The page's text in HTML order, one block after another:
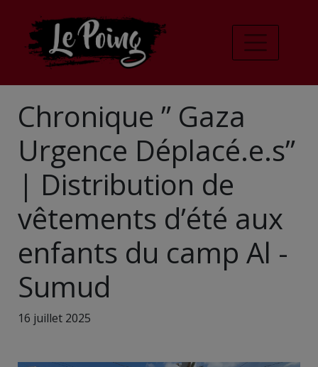
Chronique ” Gaza
Urgence Déplacé.e.s”
| Distribution de
vêtements d’été aux
enfants du camp Al -
Sumud
16 juillet 2025